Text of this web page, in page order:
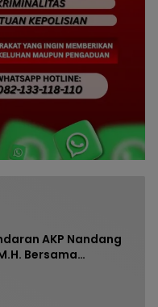
AKP Nandang
Bersama
Ruko